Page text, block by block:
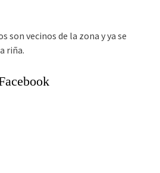
son vecinos de la zona y ya se
riña.